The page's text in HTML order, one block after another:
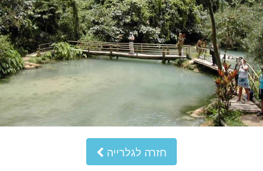
חזרה לגלרייה